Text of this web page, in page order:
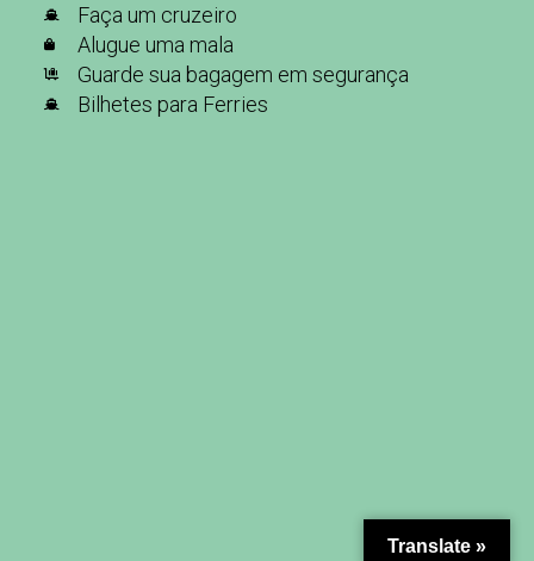
Faça um cruzeiro
Alugue uma mala
Guarde sua bagagem em segurança
Bilhetes para Ferries
Translate »